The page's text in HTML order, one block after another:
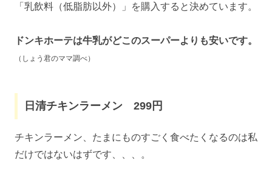
「乳飲料（低脂肪以外）」を購入すると決めています。
ドンキホーテは牛乳がどこのスーパーよりも安いです。
（しょう君のママ調べ）
日清チキンラーメン 299円
チキンラーメン、たまにものすごく食べたくなるのは私
だけではないはずです、、、。